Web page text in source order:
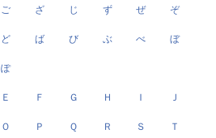
ご ざ じ ず ぜ ぞ
ど ば び ぶ べ ぼ
ぽ
Ｅ Ｆ Ｇ Ｈ Ｉ Ｊ
Ｏ Ｐ Ｑ Ｒ Ｓ Ｔ